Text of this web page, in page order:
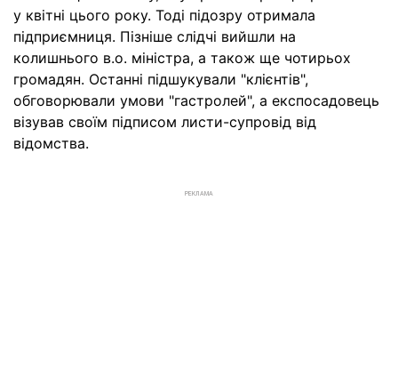
у квітні цього року. Тоді підозру отримала
підприємниця. Пізніше слідчі вийшли на
колишнього в.о. міністра, а також ще чотирьох
громадян. Останні підшукували "клієнтів",
обговорювали умови "гастролей", а експосадовець
візував своїм підписом листи-супровід від
відомства.
РЕКЛАМА